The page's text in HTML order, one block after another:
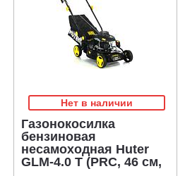
Нет в наличии
Газонокосилка
бензиновая
несамоходная Huter
GLM-4.0 T (PRC, 46 см,